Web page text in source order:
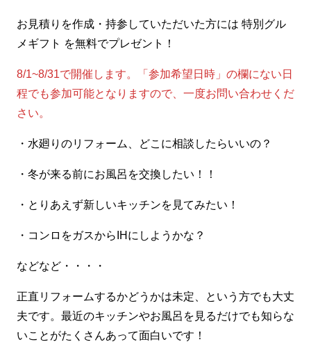
お見積りを作成・持参していただいた方には 特別グル
メギフト を無料でプレゼント！
8/1~8/31で開催します。「参加希望日時」の欄にない日
程でも参加可能となりますので、一度お問い合わせくだ
さい。
・水廻りのリフォーム、どこに相談したらいいの？
・冬が来る前にお風呂を交換したい！！
・とりあえず新しいキッチンを見てみたい！
・コンロをガスからIHにしようかな？
などなど・・・・
正直リフォームするかどうかは未定、という方でも大丈
夫です。最近のキッチンやお風呂を見るだけでも知らな
いことがたくさんあって面白いです！